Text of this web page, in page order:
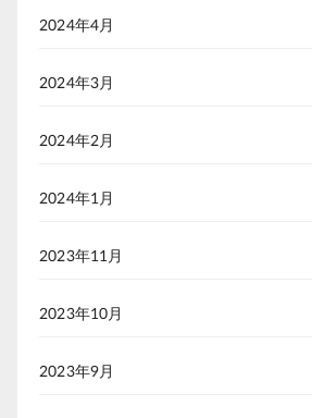
2024年4月
2024年3月
2024年2月
2024年1月
2023年11月
2023年10月
2023年9月